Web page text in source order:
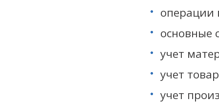
операции
основные
учет
учет
учет